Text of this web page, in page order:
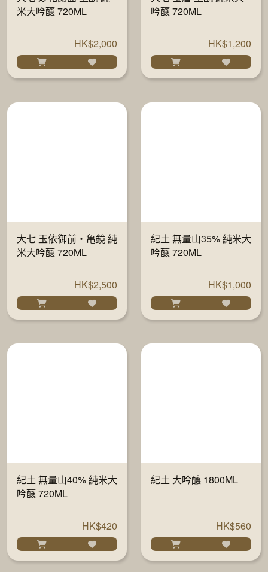
米大吟釀 720ML
HK$2,000
吟釀 720ML
HK$1,200
大七 玉依御前・亀鏡 純
米大吟釀 720ML
HK$2,500
紀土 無量山35% 純米大
吟釀 720ML
HK$1,000
紀土 無量山40% 純米大
吟釀 720ML
HK$420
紀土 大吟釀 1800ML
HK$560